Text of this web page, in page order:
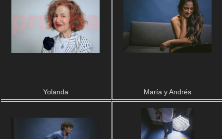
Yolanda María y Andrés